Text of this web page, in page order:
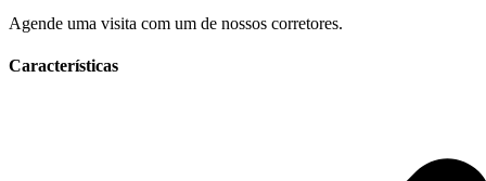
Agende uma visita com um de nossos corretores.
Características